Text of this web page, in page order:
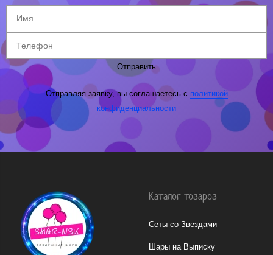
Отправить
Отправляя заявку, вы соглашаетесь с политикой
конфиденциальности
Каталог товаров
Сеты со Звездами
Шары на Выписку